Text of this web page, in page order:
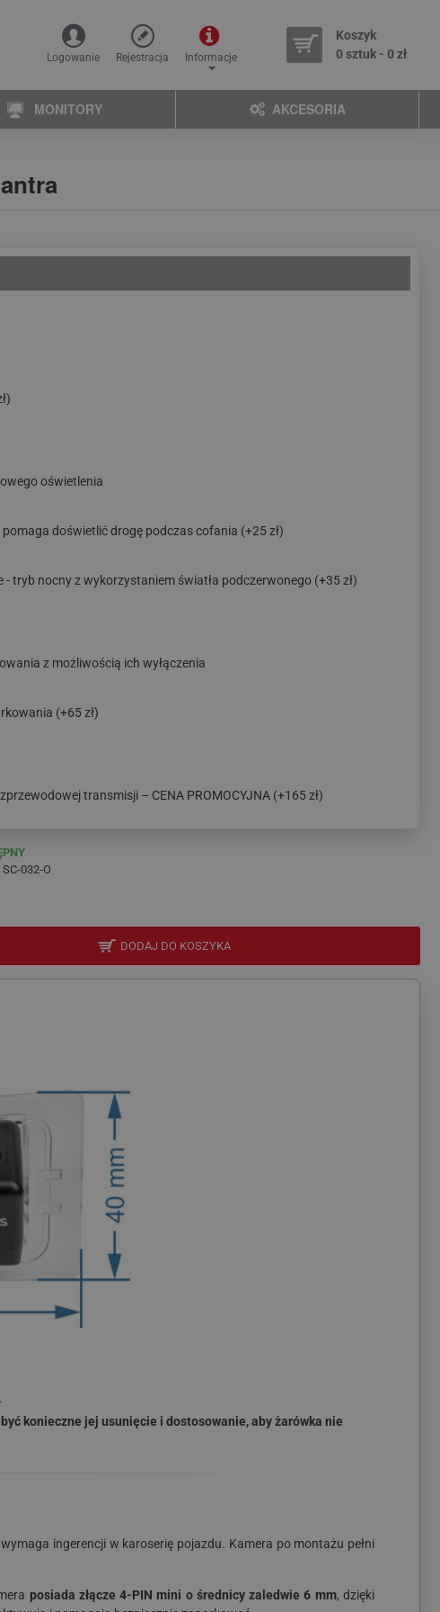
Logowanie Rejestracja Informacje
Koszyk
0 sztuk - 0 zł
MONITORY AKCESORIA
SC-032-O
oświetlenia
pomaga doświetlić drogę podczas cofania (+25 zł)
- tryb nocny z wykorzystaniem światła podczerwonego (+35 zł)
z możliwością ich wyłączenia
(+65 zł)
transmisji – CENA PROMOCYJNA (+165 zł)
DODAJ DO KOSZYKA
konieczne jej usunięcie i dostosowanie, aby żarówka nie
ingerencji w karoserię pojazdu. Kamera po montażu pełni
posiada złącze 4-PIN mini o średnicy zaledwie 6 mm, dzięki